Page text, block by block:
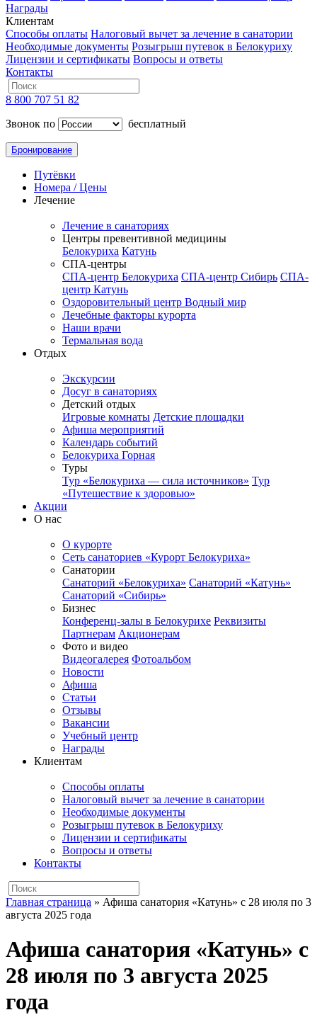
Награды
Клиентам
Способы оплаты Налоговый вычет за лечение в санатории
Необходимые документы Розыгрыш путевок в Белокуриху
Лицензии и сертификаты Вопросы и ответы
Контакты
8 800 707 51 82
Звонок по
бесплатный
Бронирование
Путёвки
Номера / Цены
Лечение
Лечение в санаториях
Центры превентивной медицины
Белокуриха Катунь
СПА-центры
СПА-центр Белокуриха СПА-центр Сибирь СПА-
центр Катунь
Оздоровительный центр Водный мир
Лечебные факторы курорта
Наши врачи
Термальная вода
Отдых
Экскурсии
Досуг в санаториях
Детский отдых
Игровые комнаты Детские площадки
Афиша мероприятий
Календарь событий
Белокуриха Горная
Туры
Тур «Белокуриха — сила источников» Тур
«Путешествие к здоровью»
Акции
О нас
О курорте
Сеть санаториев «Курорт Белокуриха»
Санатории
Санаторий «Белокуриха» Санаторий «Катунь»
Санаторий «Сибирь»
Бизнес
Конференц-залы в Белокурихе Реквизиты
Партнерам Акционерам
Фото и видео
Видеогалерея Фотоальбом
Новости
Афиша
Статьи
Отзывы
Вакансии
Учебный центр
Награды
Клиентам
Способы оплаты
Налоговый вычет за лечение в санатории
Необходимые документы
Розыгрыш путевок в Белокуриху
Лицензии и сертификаты
Вопросы и ответы
Контакты
Главная страница » Афиша санатория «Катунь» с 28 июля по 3
августа 2025 года
Афиша санатория «Катунь» с
28 июля по 3 августа 2025
года